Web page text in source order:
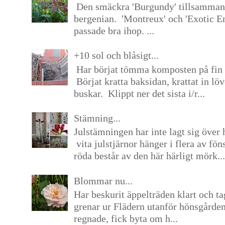
Den smäckra 'Burgundy'
bergenian. 'Montreux' och 'Exotic
passade bra ihop. ...
+10 sol och blåsigt...
Har börjat tömma komposten på
Börjat kratta baksidan, krattat in
buskar. Klippt ner det sista i/r...
Stämning...
Julstämningen har inte lagt sig över
vita julstjärnor hänger i flera av
röda består av den här härligt mörk...
Blommar nu...
Har beskurit äppelträden klart och
grenar ur Flädern utanför
regnade, fick byta om h...